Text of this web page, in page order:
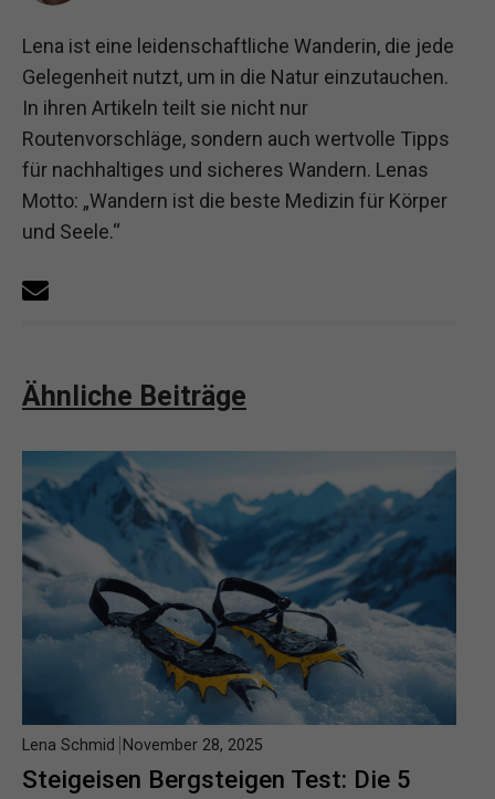
Lena ist eine leidenschaftliche Wanderin, die jede
Gelegenheit nutzt, um in die Natur einzutauchen.
In ihren Artikeln teilt sie nicht nur
Routenvorschläge, sondern auch wertvolle Tipps
für nachhaltiges und sicheres Wandern. Lenas
Motto: „Wandern ist die beste Medizin für Körper
und Seele.“
Ähnliche Beiträge
Steigeisen Bergsteigen Test: Die 5
Lena Schmid November 28, 2025